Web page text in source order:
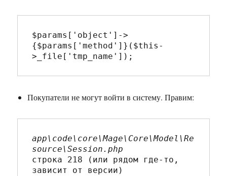
$params['object']->
{$params['method']}($this-
>_file['tmp_name']);
Покупатели не могут войти в систему. Правим:
app\code\core\Mage\Core\Model\Re
строка 218 (или рядом где-то,
зависит от версии)